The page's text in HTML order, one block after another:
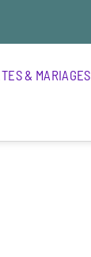
& MARIAGES